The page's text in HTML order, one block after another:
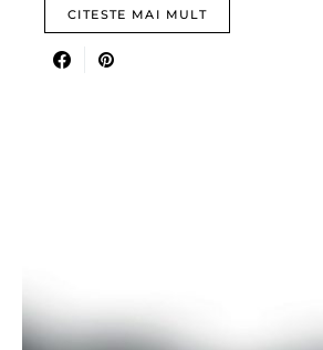
CITESTE MAI MULT